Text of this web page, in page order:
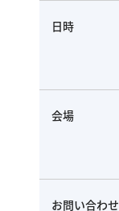
日時
会場
お問い合わせ